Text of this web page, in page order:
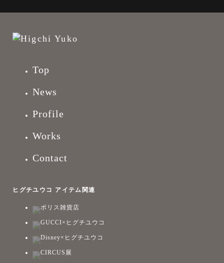
Top
News
Profile
Works
Contact
ヒグチユウコ アイテム関連
ボリス雑貨店
GUCCI×ヒグチユウコ
Disney×ヒグチユウコ
CIRCUS展